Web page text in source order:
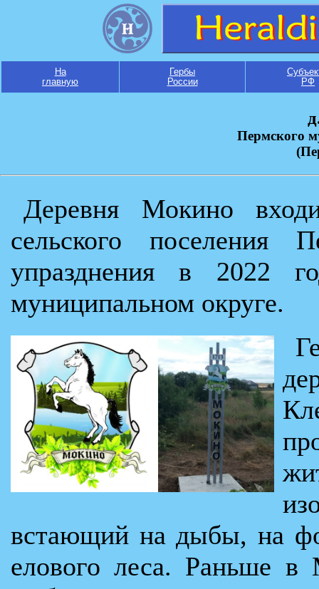
На
главную
Гербы
России
РФ
Пермского
Деревня Мокино
сельского поселения
упразднения в 2022
муниципальном округе.
встающий на дыбы, на
елового леса. Раньше в